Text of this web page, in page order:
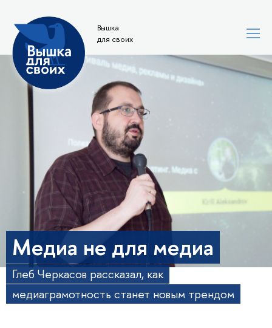
Вышка
для своих
Медиа не для медиа
Глеб Черкасов рассказал, как
медиаграмотность станет новым трендом